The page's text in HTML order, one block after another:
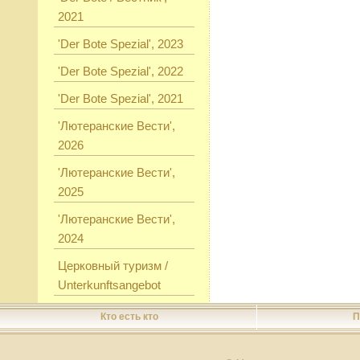
2021
'Der Bote Spezial', 2023
'Der Bote Spezial', 2022
'Der Bote Spezial', 2021
'Лютеранские Вести',
2026
'Лютеранские Вести',
2025
'Лютеранские Вести',
2024
Церковный туризм /
Unterkunftsangebot
Кто есть кто